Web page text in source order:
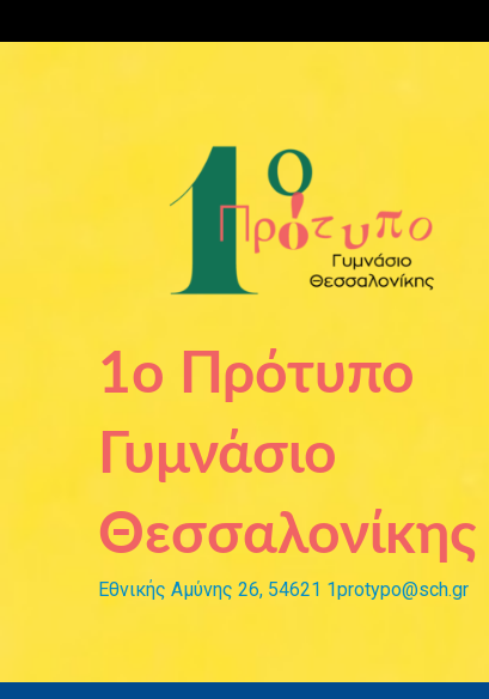
στο
1ο Πρότυπο
Γυμνάσιο
Θεσσαλονίκης
Εθνικής Αμύνης 26, 54621 1protypo@sch.gr